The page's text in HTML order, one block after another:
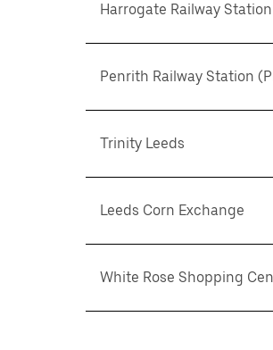
Harrogate Railway Station
Penrith Railway Station
Trinity Leeds
Leeds Corn Exchange
White Rose Shopping